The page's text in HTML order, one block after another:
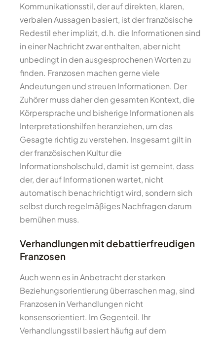
Kommunikationsstil, der auf direkten, klaren,
verbalen Aussagen basiert, ist der französische
Redestil eher implizit, d.h. die Informationen sind
in einer Nachricht zwar enthalten, aber nicht
unbedingt in den ausgesprochenen Worten zu
finden. Franzosen machen gerne viele
Andeutungen und streuen Informationen. Der
Zuhörer muss daher den gesamten Kontext, die
Körpersprache und bisherige Informationen als
Interpretationshilfen heranziehen, um das
Gesagte richtig zu verstehen. Insgesamt gilt in
der französischen Kultur die
Informationsholschuld, damit ist gemeint, dass
der, der auf Informationen wartet, nicht
automatisch benachrichtigt wird, sondern sich
selbst durch regelmäßiges Nachfragen darum
bemühen muss.
Verhandlungen mit debattierfreudigen
Franzosen
Auch wenn es in Anbetracht der starken
Beziehungsorientierung überraschen mag, sind
Franzosen in Verhandlungen nicht
konsensorientiert. Im Gegenteil. Ihr
Verhandlungsstil basiert häufig auf dem